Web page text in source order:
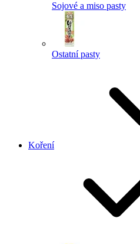
Sojové a miso pasty
Ostatní pasty
Koření